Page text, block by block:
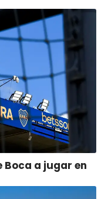
a jugar en